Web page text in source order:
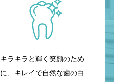
キラキラと輝く笑顔のため
に、キレイで自然な歯の白